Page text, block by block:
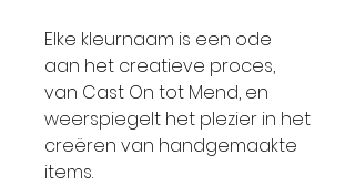
Elke kleurnaam is een ode
aan het creatieve proces,
van Cast On tot Mend, en
weerspiegelt het plezier in het
creëren van handgemaakte
items.